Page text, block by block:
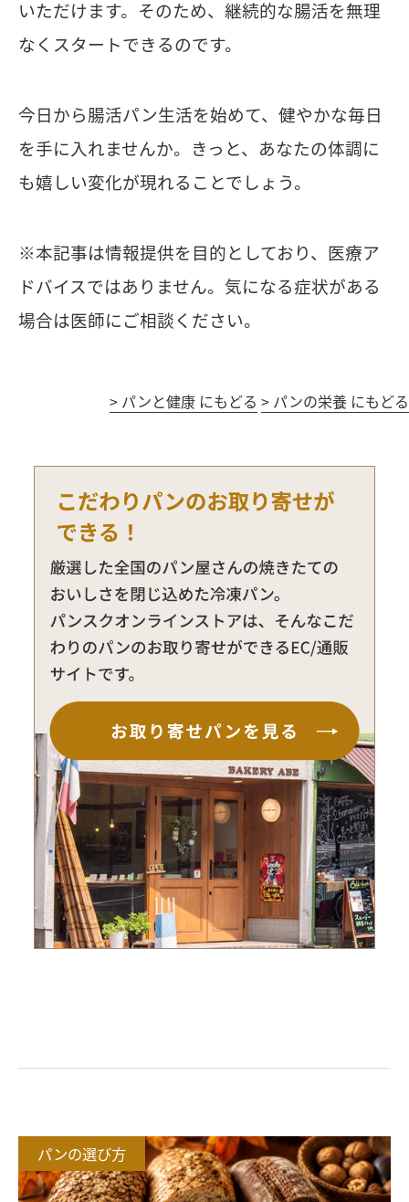
いただけます。そのため、継続的な腸活を無理
なくスタートできるのです。
今日から腸活パン生活を始めて、健やかな毎日
を手に入れませんか。きっと、あなたの体調に
も嬉しい変化が現れることでしょう。
※本記事は情報提供を目的としており、医療ア
ドバイスではありません。気になる症状がある
場合は医師にご相談ください。
> パンと健康 にもどる > パンの栄養 にもどる
パンの選び方